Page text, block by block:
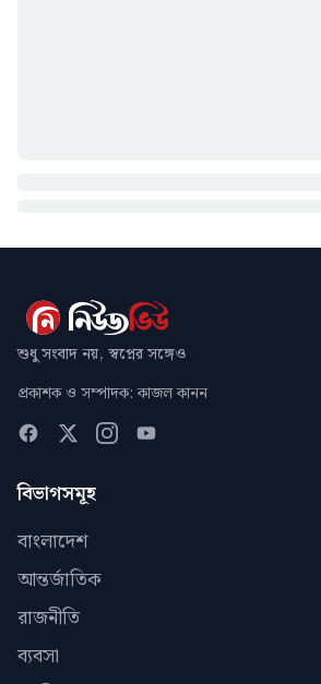
শুধু সংবাদ নয়, স্বপ্নের সঙ্গেও
প্রকাশক ও সম্পাদক: কাজল কানন
বিভাগসমূহ
বাংলাদেশ
আন্তর্জাতিক
রাজনীতি
ব্যবসা